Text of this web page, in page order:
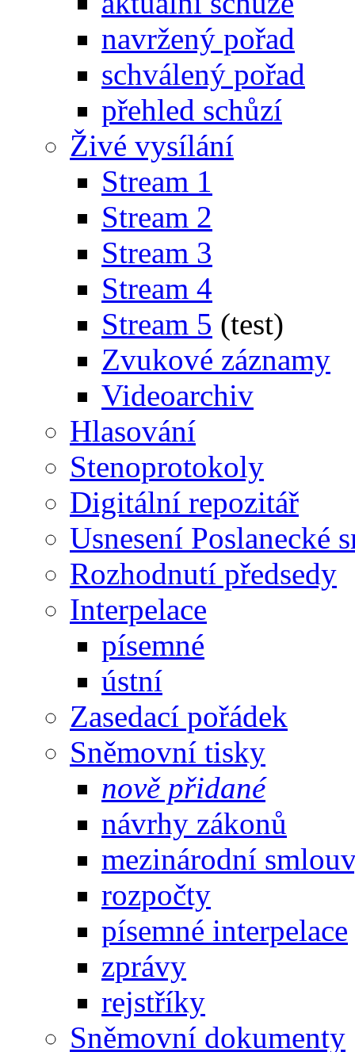
navržený pořad
schválený pořad
přehled schůzí
Živé vysílání
Stream 1
Stream 2
Stream 3
Stream 4
Stream 5 (test)
Zvukové záznamy
Videoarchiv
Hlasování
Stenoprotokoly
Digitální repozitář
Usnesení Poslanecké
Rozhodnutí předsedy
Interpelace
písemné
ústní
Zasedací pořádek
Sněmovní tisky
nově přidané
návrhy zákonů
mezinárodní
rozpočty
písemné interpelace
zprávy
rejstříky
Sněmovní dokumenty